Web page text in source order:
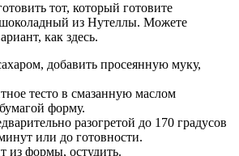
тот, который готовите
из Нутеллы. Можете
как здесь.
добавить просеянную муку,
тесто в смазанную маслом
форму.
разогретой до 170 градусов
или до готовности.
из формы, остудить.